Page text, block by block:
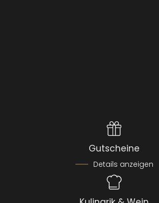
Gutscheine
Details anzeigen